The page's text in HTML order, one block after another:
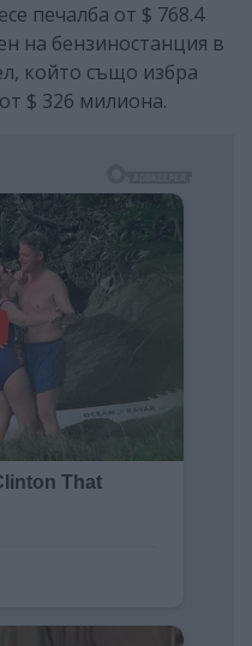
печалба от $ 768.4
на бензиностанция в
който също избра
от $ 326 милиона.